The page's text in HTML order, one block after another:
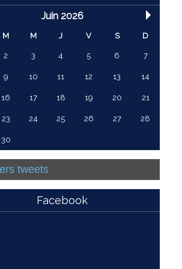
Juin 2026
M M J V S D
2 3 4 5 6 7
9 10 11 12 13 14
16 17 18 19 20 21
23 24 25 26 27 28
30
tweets
Facebook